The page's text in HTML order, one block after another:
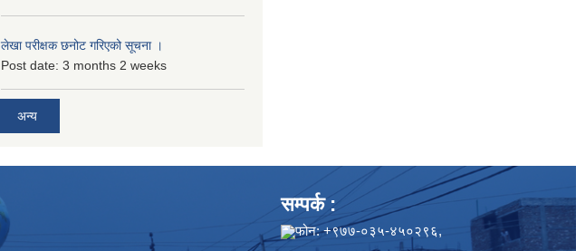
लेखा परीक्षक छनोट गरिएको सूचना ।
Post date: 3 months 2 weeks
अन्य
सम्पर्क :
फोन: +९७७-०३५-४५०२९६,